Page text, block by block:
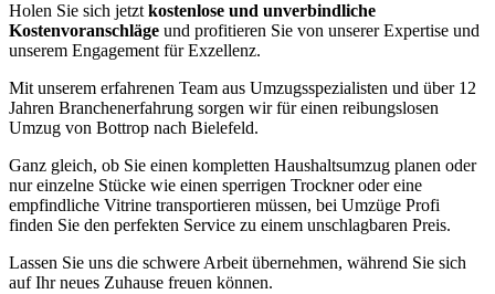
Holen Sie sich jetzt kostenlose und unverbindliche
Kostenvoranschläge und profitieren Sie von unserer Expertise und
unserem Engagement für Exzellenz.
Mit unserem erfahrenen Team aus Umzugsspezialisten und über 12
Jahren Branchenerfahrung sorgen wir für einen reibungslosen
Umzug von Bottrop nach Bielefeld.
Ganz gleich, ob Sie einen kompletten Haushaltsumzug planen oder
nur einzelne Stücke wie einen sperrigen Trockner oder eine
empfindliche Vitrine transportieren müssen, bei Umzüge Profi
finden Sie den perfekten Service zu einem unschlagbaren Preis.
Lassen Sie uns die schwere Arbeit übernehmen, während Sie sich
auf Ihr neues Zuhause freuen können.